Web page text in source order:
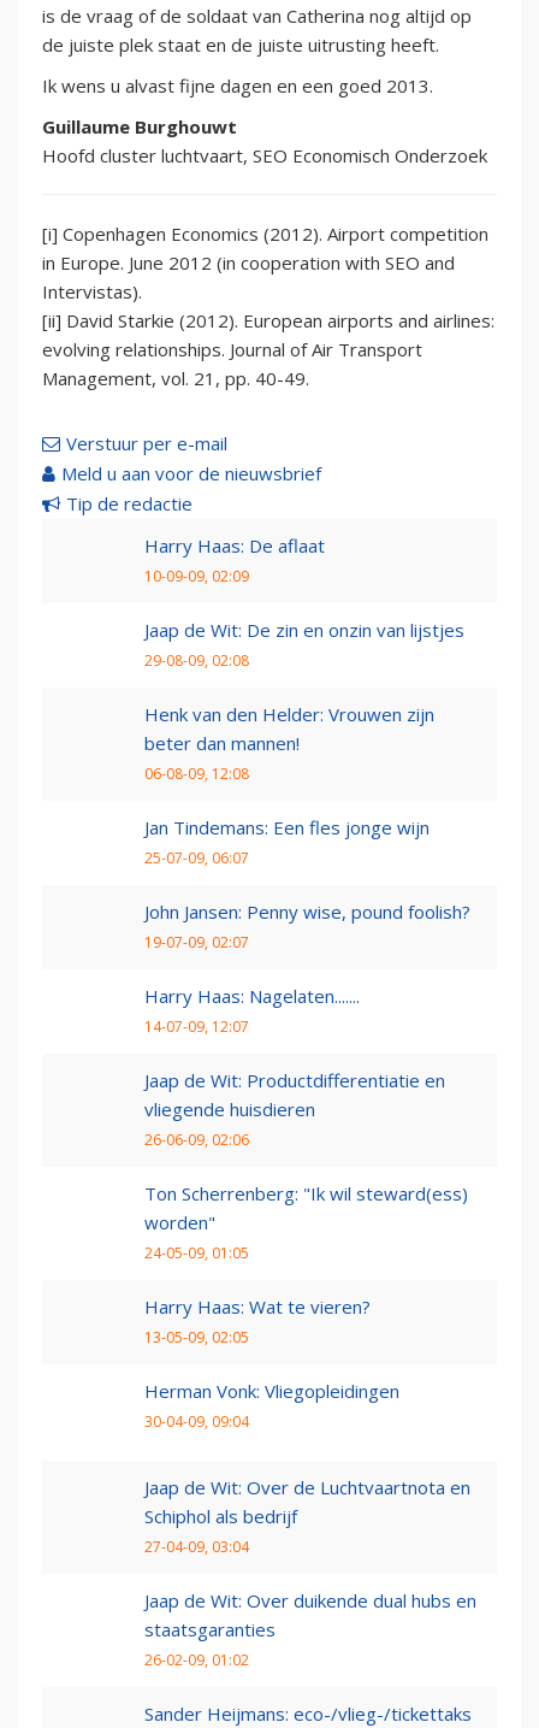
is de vraag of de soldaat van Catherina nog altijd op
de juiste plek staat en de juiste uitrusting heeft.
Ik wens u alvast fijne dagen en een goed 2013.
Guillaume Burghouwt
Hoofd cluster luchtvaart, SEO Economisch Onderzoek
[i] Copenhagen Economics (2012). Airport competition
in Europe. June 2012 (in cooperation with SEO and
Intervistas).
[ii] David Starkie (2012). European airports and airlines:
evolving relationships. Journal of Air Transport
Management, vol. 21, pp. 40-49.
Verstuur per e-mail
Meld u aan voor de nieuwsbrief
Tip de redactie
Harry Haas: De aflaat
10-09-09, 02:09
Jaap de Wit: De zin en onzin van lijstjes
29-08-09, 02:08
Henk van den Helder: Vrouwen zijn
beter dan mannen!
06-08-09, 12:08
Jan Tindemans: Een fles jonge wijn
25-07-09, 06:07
John Jansen: Penny wise, pound foolish?
19-07-09, 02:07
Harry Haas: Nagelaten.......
14-07-09, 12:07
Jaap de Wit: Productdifferentiatie en
vliegende huisdieren
26-06-09, 02:06
Ton Scherrenberg: "Ik wil steward(ess)
worden"
24-05-09, 01:05
Harry Haas: Wat te vieren?
13-05-09, 02:05
Herman Vonk: Vliegopleidingen
30-04-09, 09:04
Jaap de Wit: Over de Luchtvaartnota en
Schiphol als bedrijf
27-04-09, 03:04
Jaap de Wit: Over duikende dual hubs en
staatsgaranties
26-02-09, 01:02
Sander Heijmans: eco-/vlieg-/tickettaks